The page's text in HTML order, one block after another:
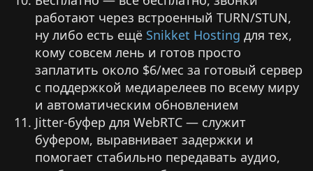
работают через встроенный TURN/STUN,
ну либо есть ещё Snikket Hosting для тех,
кому совсем лень и готов просто
заплатить около $6/мес за готовый сервер
с поддержкой медиарелеев по всему миру
и автоматическим обновлением
Jitter‑буфер для WebRTC — служит
буфером, выравнивает задержки и
помогает стабильно передавать аудио,